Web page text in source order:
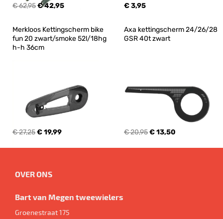
€ 62,95€ 42,95 € 3,95
Merkloos Kettingscherm bike
fun 20 zwart/smoke 52l/18hg
h-h 36cm
€ 27,25€ 19,99
Axa kettingscherm 24/26/28
GSR 40t zwart
€ 20,95€ 13,50
OVER ONS
Bart van Megen tweewielers
Groenestraat 175